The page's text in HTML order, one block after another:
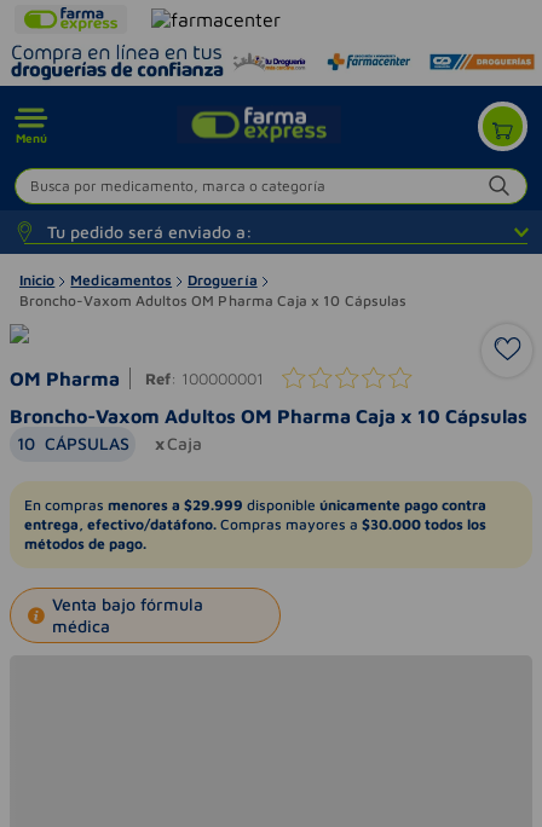
Menú
Busca por medicamento, marca o categoría
Tu pedido será enviado a:
Inicio Medicamentos
Droguería
Broncho-Vaxom Adultos OM Pharma Caja x 10 Cápsulas
OM Pharma Ref: 100000001
Broncho-Vaxom Adultos OM Pharma Caja x 10 Cápsulas
10 CÁPSULAS Caja
En compras menores a $29.999 disponible únicamente pago contra
entrega, efectivo/datáfono. Compras mayores a $30.000 todos los
métodos de pago.
Venta bajo fórmula
médica